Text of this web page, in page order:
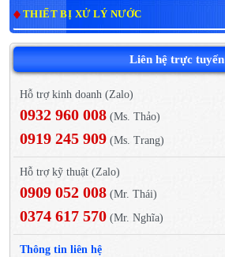
THIẾT BỊ XỬ LÝ NƯỚC
Liên hệ trực tuyến
Hỗ trợ kinh doanh (Zalo)
0932 960 008 (Ms. Thảo)
0919 245 909 (Ms. Trang)
Hỗ trợ kỹ thuật (Zalo)
0909 052 008 (Mr. Thái)
0374 617 570 (Mr. Nghĩa)
Thông tin liên hệ